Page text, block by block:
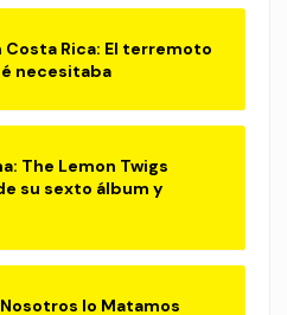
Costa Rica: El terremoto
necesitaba
The Lemon Twigs
su sexto álbum y
lo Matamos